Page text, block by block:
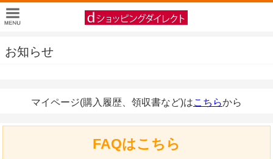
お知らせ
マイページ(購入履歴、領収書など)はこちらから
FAQはこちら